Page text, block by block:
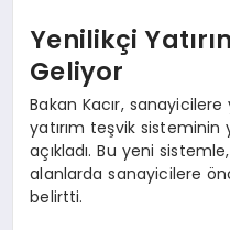
Yenilikçi
Geliyor
Bakan Kacır,
yatırım teşvik sisteminin
açıkladı. Bu yeni
alanlarda sanayicilere
belirtti.